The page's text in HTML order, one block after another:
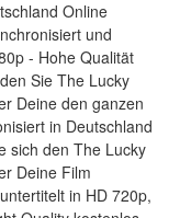
Online
und
- Hohe Qualität
Sie The Lucky
Deine den ganzen
in Deutschland
sich den The Lucky
Deine Film
in HD 720p,